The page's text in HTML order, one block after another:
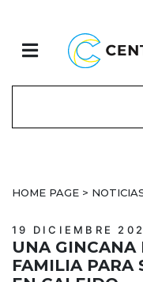
HOME PAGE >
19 DICIEMBRE
UNA GINCANA
FAMILIA PARA